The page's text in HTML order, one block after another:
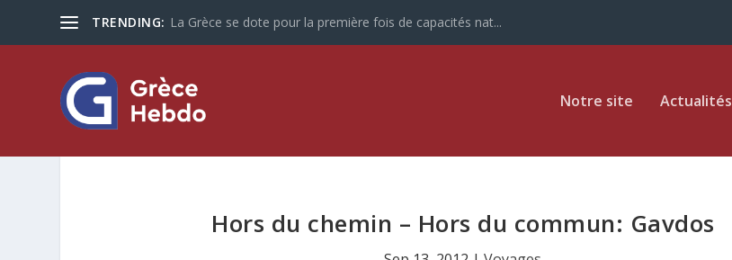
TRENDING: La Grèce se dote pour la première fois de capacités nat...
Notre site Actualités
Hors du chemin – Hors du commun: Gavdos